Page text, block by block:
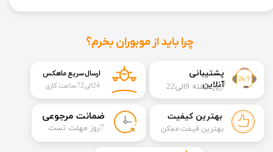
​​پشتیبانی
آنلاین7روز هفته 9الی22
چرا باید از موبوران بخرم؟
​ضمانت مرجوعی
​7روز مهلت تست
بهترین کیفیت
بهترین قیمت ممکن
ارسال سریع ماهکس
24الی72 ساعت کاری